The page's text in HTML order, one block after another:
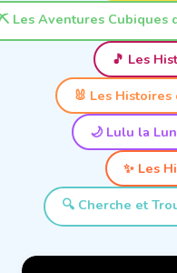
Les Aventures Cubiques
🎵 Les
🐰 Les
🌙 Lulu la
✨ Les
🔍 Cherche et